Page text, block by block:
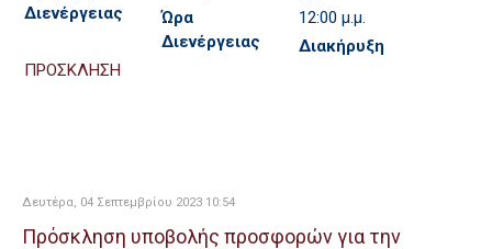
Διενέργειας
Ώρα
Διενέργειας
12:00 μ.μ.
Διακήρυξη
ΠΡΟΣΚΛΗΣΗ
Δευτέρα, 04 Σεπτεμβρίου 2023 10:54
Πρόσκληση υποβολής προσφορών για την